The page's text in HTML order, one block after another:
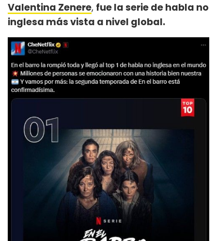
Valentina Zenere, fue la serie de habla no
inglesa más vista a nivel global.